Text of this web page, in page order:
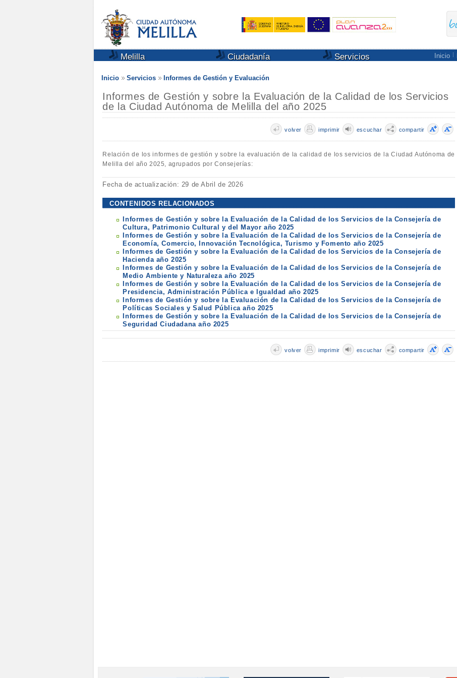
Melilla Ciudadanía Servicios Inicio
Inicio Servicios Informes de Gestión y Evaluación
Informes de Gestión y sobre la Evaluación de la Calidad de los Servicios
de la Ciudad Autónoma de Melilla del año 2025
compartir
escuchar
imprimir
volver
Relación de los informes de gestión y sobre la evaluación de la calidad de los servicios de la Ciudad Autónoma de
Melilla del año 2025, agrupados por Consejerías:
Fecha de actualización: 29 de Abril de 2026
CONTENIDOS RELACIONADOS
Informes de Gestión y sobre la Evaluación de la Calidad de los Servicios de la Consejería de
Cultura, Patrimonio Cultural y del Mayor año 2025
Informes de Gestión y sobre la Evaluación de la Calidad de los Servicios de la Consejería de
Economía, Comercio, Innovación Tecnológica, Turismo y Fomento año 2025
Informes de Gestión y sobre la Evaluación de la Calidad de los Servicios de la Consejería de
Hacienda año 2025
Informes de Gestión y sobre la Evaluación de la Calidad de los Servicios de la Consejería de
Medio Ambiente y Naturaleza año 2025
Informes de Gestión y sobre la Evaluación de la Calidad de los Servicios de la Consejería de
Presidencia, Administración Pública e Igualdad año 2025
Informes de Gestión y sobre la Evaluación de la Calidad de los Servicios de la Consejería de
Políticas Sociales y Salud Pública año 2025
Informes de Gestión y sobre la Evaluación de la Calidad de los Servicios de la Consejería de
Seguridad Ciudadana año 2025
compartir
escuchar
imprimir
volver